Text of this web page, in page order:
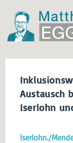
Austausch
Iserlohn
Iserlohn./